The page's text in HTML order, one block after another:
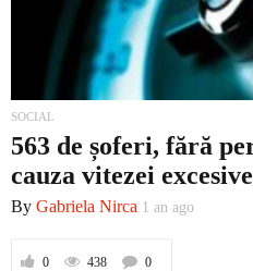
SOCIAL
563 de șoferi, fără
cauza vitezei excesive
By Gabriela Nirca 1 an ago
0 438 0